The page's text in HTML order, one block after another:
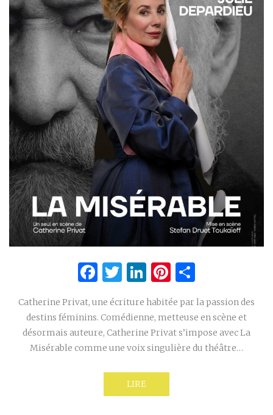
Facebook
Twitter
LinkedIn
Pinterest
Catherine Privat, une écriture habitée par la passion des
destins féminins. Comédienne, metteuse en scène et
désormais auteure, Catherine Privat s’impose avec La
Misérable comme une voix singulière du théâtre…
LIRE